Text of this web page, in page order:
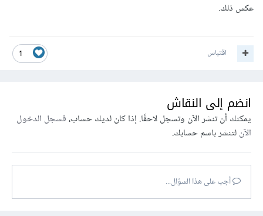
عكس ذلك.
1 اقتباس
انضم إلى النقاش
يمكنك أن تنشر الآن وتسجل لاحقًا. إذا كان لديك حساب،فسجل الدخول
الآنلتنشر باسم حسابك.
أجب على هذا السؤال...